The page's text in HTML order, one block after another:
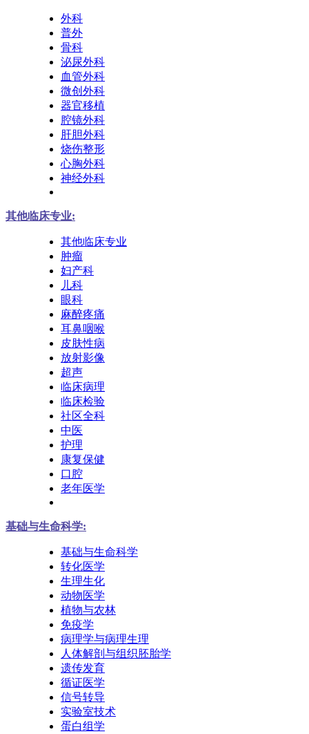
外科
普外
骨科
泌尿外科
血管外科
微创外科
器官移植
腔镜外科
肝胆外科
烧伤整形
心胸外科
神经外科
其他临床专业:
其他临床专业
肿瘤
妇产科
儿科
眼科
麻醉疼痛
耳鼻咽喉
皮肤性病
放射影像
超声
临床病理
临床检验
社区全科
中医
护理
康复保健
口腔
老年医学
基础与生命科学:
基础与生命科学
转化医学
生理生化
动物医学
植物与农林
免疫学
病理学与病理生理
人体解剖与组织胚胎学
遗传发育
循证医学
信号转导
实验室技术
蛋白组学